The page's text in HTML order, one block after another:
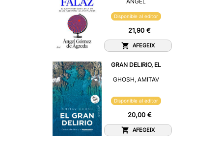
Disponible al editor
21,90 €
AFEGEIX
GRAN DELIRIO, EL
GHOSH, AMITAV
Disponible al editor
20,00 €
AFEGEIX